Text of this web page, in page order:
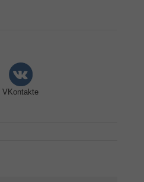
VKontakte